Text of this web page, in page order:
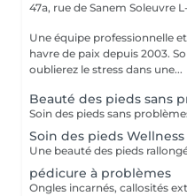
47a, rue de Sanem Soleuvre
Une équipe professionnelle
havre de paix depuis 2003.
oublierez le stress dans une...
Beauté des pieds sans
Soin des pieds Wellness
pédicure à problèmes